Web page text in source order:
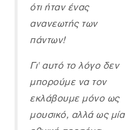
ότι ήταν ένας
ανανεωτής των
πάντων!
Γι' αυτό το λόγο δεν
μπορούμε να τον
εκλάβουμε μόνο ως
μουσικό, αλλά ως μία